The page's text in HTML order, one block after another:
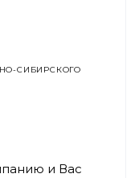
СИБИРСКОГО
и Вас